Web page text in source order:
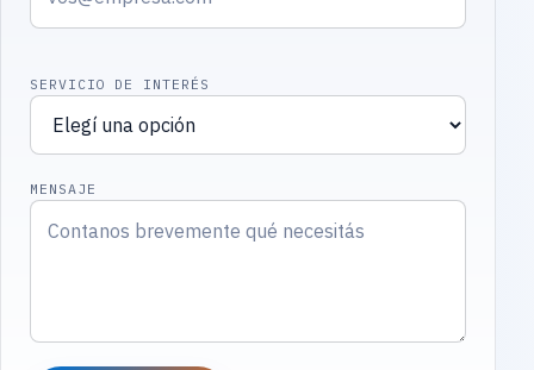
SERVICIO DE INTERÉS
MENSAJE